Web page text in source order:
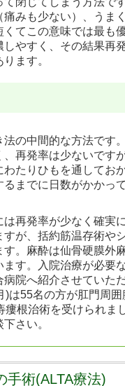
痛みも少ない）、うま
くてこの意味では最も
しやすく、その結果再
ます。
法の中間的な方法です
、再発率は少ないです
わたりひもを通してお
るまでに日数がかかっ
は再発率が少なく確実
すが、括約筋温存術や
す。麻酔は仙骨硬膜外
ます。入院治療が必要
病院へ紹介させていた
)は55名の方が肛門周
瘻根治術を受けられま
さい。
手術(ALTA療法)